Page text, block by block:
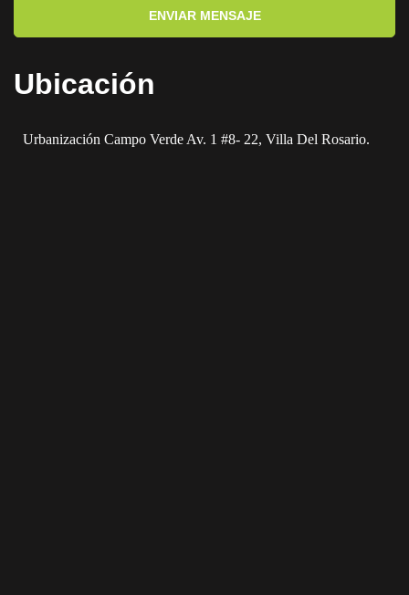
ENVIAR MENSAJE
Ubicación
Urbanización Campo Verde Av. 1 #8- 22, Villa Del Rosario.